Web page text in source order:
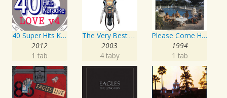
40 Super Hits Karaoke: Love, Vol. 4
2012
1 tab
The Very Best Of The Eagles
2003
4 taby
Please Come Home For Christmas/Funky New Year
1994
1 tab